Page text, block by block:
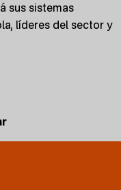
sus sistemas
líderes del sector y